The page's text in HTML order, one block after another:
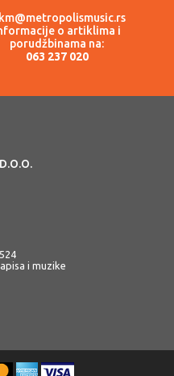
o artiklima i
porudžbinama na:
063 237 020
i muzike